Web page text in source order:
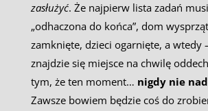
zasłużyć. Że najpierw lista zadań
„odhaczona do końca”, dom
zamknięte, dzieci ogarnięte, a wtedy
znajdzie się miejsce na chwilę
tym, że ten moment… nigdy nie
Zawsze bowiem będzie coś do